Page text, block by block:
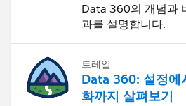
Data 360의 개념과
과를 설명합니다.
트레일
Data 360: 설정에
화까지 살펴보기